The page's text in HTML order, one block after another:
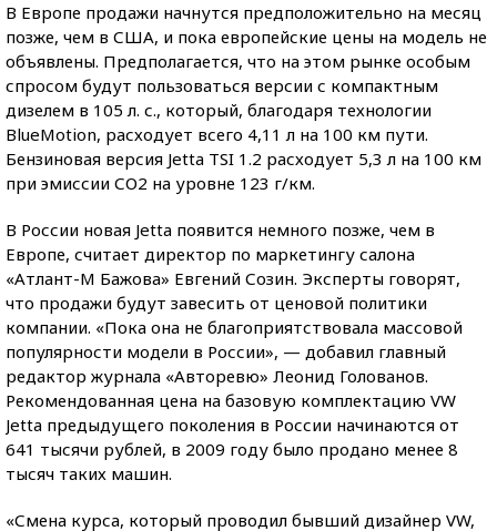
В Европе продажи начнутся предположительно на месяц
позже, чем в США, и пока европейские цены на модель не
объявлены. Предполагается, что на этом рынке особым
спросом будут пользоваться версии с компактным
дизелем в 105 л. с., который, благодаря технологии
BlueMotion, расходует всего 4,11 л на 100 км пути.
Бензиновая версия Jetta TSI 1.2 расходует 5,3 л на 100 км
при эмиссии СО2 на уровне 123 г/км.
В России новая Jetta появится немного позже, чем в
Европе, считает директор по маркетингу салона
«Атлант-М Бажова» Евгений Созин. Эксперты говорят,
что продажи будут завесить от ценовой политики
компании. «Пока она не благоприятствовала массовой
популярности модели в России», — добавил главный
редактор журнала «Авторевю» Леонид Голованов.
Рекомендованная цена на базовую комплектацию VW
Jetta предыдущего поколения в России начинаются от
641 тысячи рублей, в 2009 году было продано менее 8
тысяч таких машин.
«Смена курса, который проводил бывший дизайнер VW,